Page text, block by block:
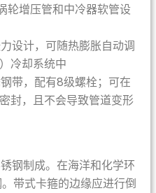
轮增压管和中冷器软管设
设计，可随热膨胀自动调
冷却系统中
带，配有8级螺栓；可在
封，且不会导致管道变形
钢制成。在海洋和化学环
带式卡箍的边缘应进行倒